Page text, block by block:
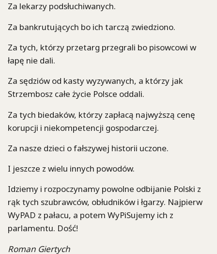
Za lekarzy podsłuchiwanych.
Za bankrutujących bo ich tarczą zwiedziono.
Za tych, którzy przetarg przegrali bo pisowcowi w
łapę nie dali.
Za sędziów od kasty wyzywanych, a którzy jak
Strzembosz całe życie Polsce oddali.
Za tych biedaków, którzy zapłacą najwyższą cenę
korupcji i niekompetencji gospodarczej.
Za nasze dzieci o fałszywej historii uczone.
I jeszcze z wielu innych powodów.
Idziemy i rozpoczynamy powolne odbijanie Polski z
rąk tych szubrawców, obłudników i łgarzy. Najpierw
WyPAD z pałacu, a potem WyPiSujemy ich z
parlamentu. Dość!
Roman Giertych